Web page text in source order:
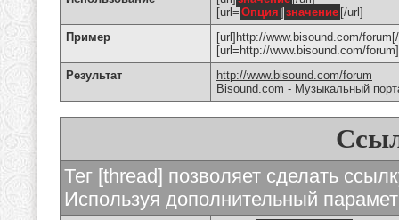
[url= Опция ] значение [/url]
Пример
[url]http://www.bisound.com/
[url=http://www.bisound.com/
Результат
http://www.bisound.com/forum
Bisound.com - Музыкальный
Тег [thread] позволяет сделать
Используя дополнительный